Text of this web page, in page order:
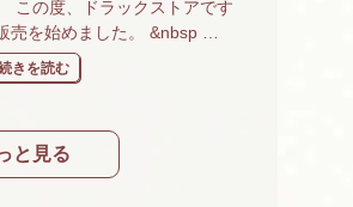
この度、ドラックストアです
売を始めました。 &nbsp …
有機野菜・果物販売始めました！奈良で有機野菜を
きを読む
と見る